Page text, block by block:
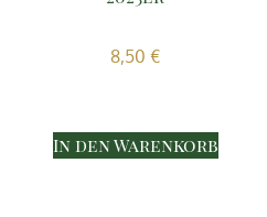
8,50 €
In den Warenkorb